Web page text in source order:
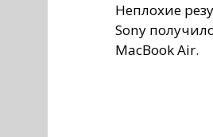
Неплохие
Sony
MacBook Air.